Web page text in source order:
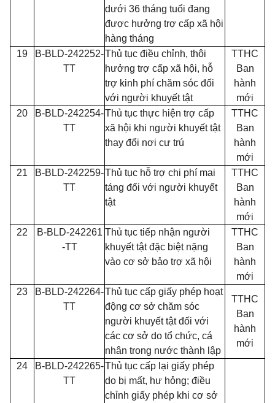
dưới 36 tháng tuổi đang
được hưởng trợ cấp xã hội
hàng tháng
19
B-BLD-242252-
TT
Thủ tục điều chỉnh, thôi
hưởng trợ cấp xã hội, hỗ
trợ kinh phí chăm sóc đối
với người khuyết tật
TTHC
Ban
hành
mới
20
B-BLD-242254-
TT
Thủ tục thực hiện trợ cấp
xã hội khi người khuyết tật
thay đổi nơi cư trú
TTHC
Ban
hành
mới
21
B-BLD-242259-
TT
Thủ tục hỗ trợ chi phí mai
táng đối với người khuyết
tật
TTHC
Ban
hành
mới
22
B-BLD-242261
-TT
Thủ tục tiếp nhận người
khuyết tật đặc biệt nặng
vào cơ sở bảo trợ xã hội
TTHC
Ban
hành
mới
23
B-BLD-242264-
TT
Thủ tục cấp giấy phép hoạt
động cơ sở chăm sóc
người khuyết tật đối với
các cơ sở do tổ chức, cá
nhân trong nước thành lập
TTHC
Ban
hành
mới
24
B-BLD-242265-
TT
Thủ tục cấp lại giấy phép
do bị mất, hư hỏng; điều
chỉnh giấy phép khi cơ sở